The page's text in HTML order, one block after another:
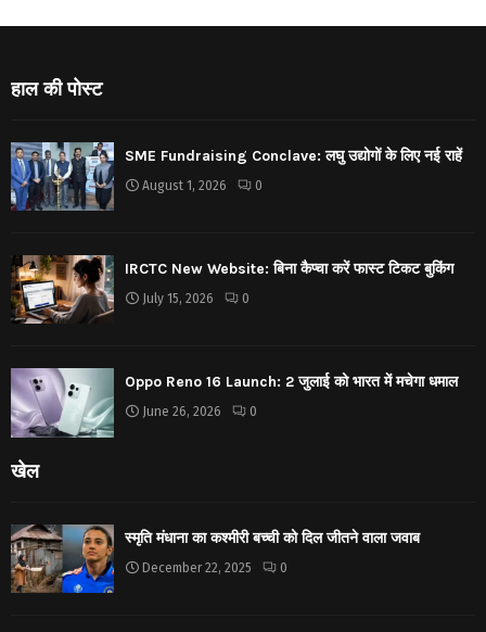
हाल की पोस्ट
SME Fundraising Conclave: लघु उद्योगों के लिए नई राहें
August 1, 2026 0
IRCTC New Website: बिना कैप्चा करें फास्ट टिकट बुकिंग
July 15, 2026 0
Oppo Reno 16 Launch: 2 जुलाई को भारत में मचेगा धमाल
June 26, 2026 0
खेल
स्मृति मंधाना का कश्मीरी बच्ची को दिल जीतने वाला जवाब
December 22, 2025 0